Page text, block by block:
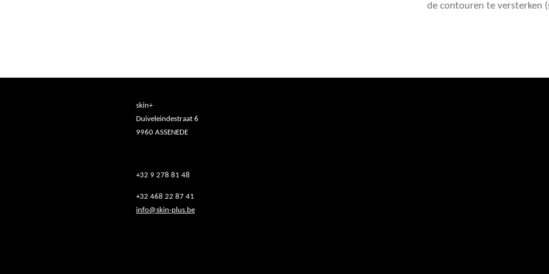
de contouren te versterken
skin+
Duiveleindestraat 6
9960 ASSENEDE
+32 9 278 81 48
+32 468 22 87 41
info@skin-plus.be